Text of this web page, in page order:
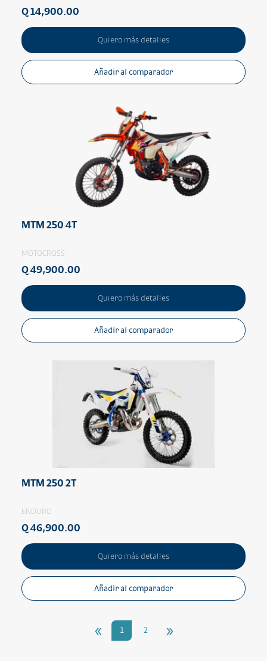
Q 14,900.00
Quiero más detalles
Añadir al comparador
MTM 250 4T
MOTOCROSS
Q 49,900.00
Quiero más detalles
Añadir al comparador
MTM 250 2T
ENDURO
Q 46,900.00
Quiero más detalles
Añadir al comparador
« 1 2 »